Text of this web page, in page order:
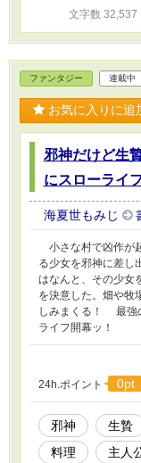
文字数 32,537
ファンタジー 連載中
お気に入りに追
邪神だけど生
にスローライ
海夏世もみじ
小さな村で凶作が
る少女を邪神に差
はなんと、その少女
を決意した。畑や牧
しみまくる！ 最強
ライフ開幕ッ！
24h.ポイント 0pt
邪神 生贄
料理
主人